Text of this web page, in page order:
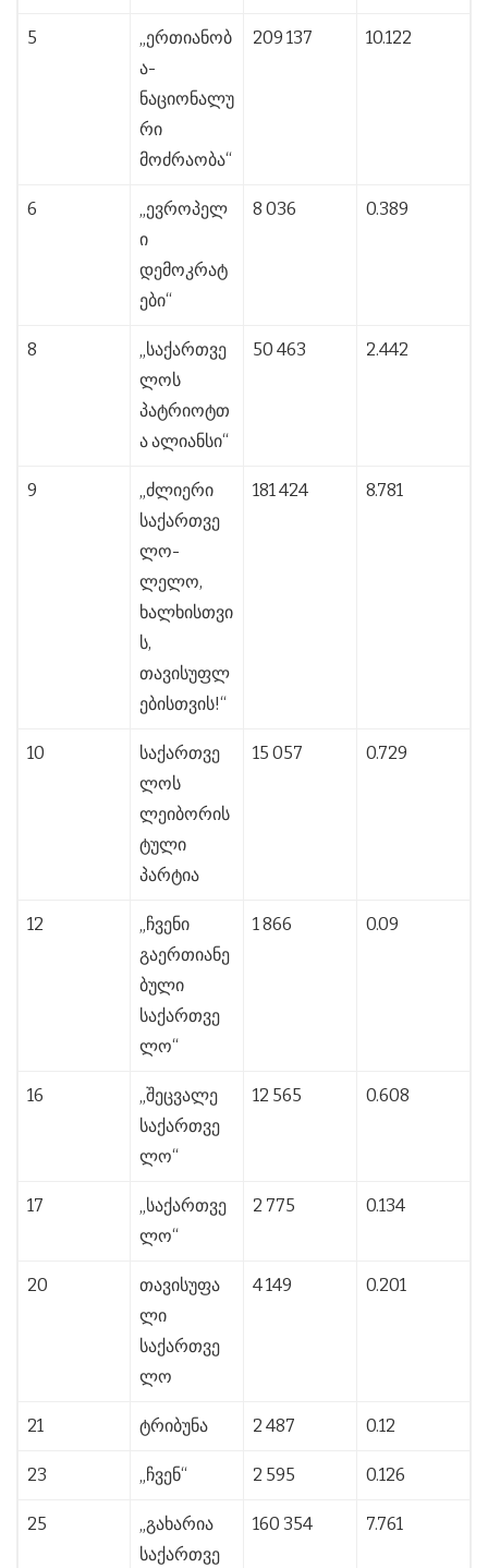
5
„ერთიანობ
ა-
ნაციონალუ
რი
მოძრაობა“
209 137 10.122
6
„ევროპელ
ი
დემოკრატ
ები“
8 036 0.389
8
„საქართვე
ლოს
პატრიოტთ
ა ალიანსი“
50 463 2.442
9
„ძლიერი
საქართვე
ლო-
ლელო,
ხალხისთვი
ს,
თავისუფლ
ებისთვის!“
181 424 8.781
10
საქართვე
ლოს
ლეიბორის
ტული
პარტია
15 057 0.729
12
„ჩვენი
გაერთიანე
ბული
საქართვე
ლო“
1 866 0.09
16
„შეცვალე
საქართვე
ლო“
12 565 0.608
17
„საქართვე
ლო“
2 775 0.134
20
თავისუფა
ლი
საქართვე
ლო
4 149 0.201
21 ტრიბუნა 2 487 0.12
23 „ჩვენ“ 2 595 0.126
25
„გახარია
საქართვე
160 354 7.761